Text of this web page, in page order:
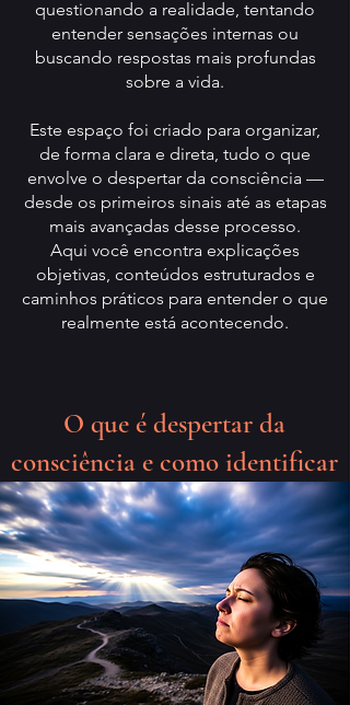
questionando a realidade, tentando
entender sensações internas ou
buscando respostas mais profundas
sobre a vida.
Este espaço foi criado para organizar,
de forma clara e direta, tudo o que
envolve o despertar da consciência —
desde os primeiros sinais até as etapas
mais avançadas desse processo.
Aqui você encontra explicações
objetivas, conteúdos estruturados e
caminhos práticos para entender o que
realmente está acontecendo.
O que é despertar da
consciência e como identificar